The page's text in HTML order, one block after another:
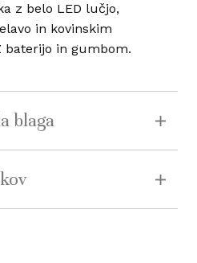
z belo LED lučjo,
in kovinskim
baterijo in gumbom.
blaga